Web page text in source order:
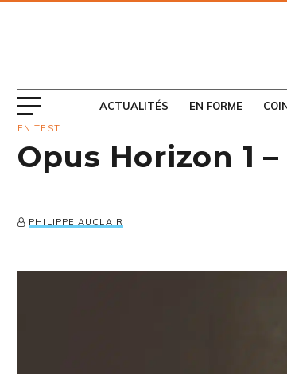
ACTUALITÉS EN FORME
EN TEST
Opus Horizon 1
PHILIPPE AUCLAIR